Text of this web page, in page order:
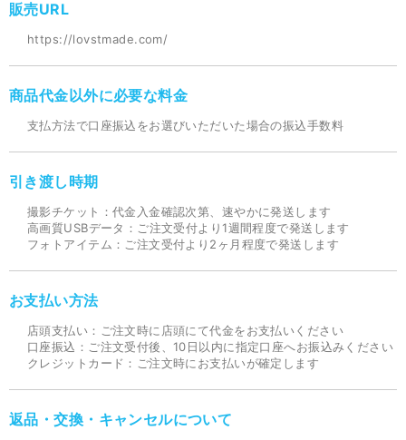
販売URL
https://lovstmade.com/
商品代金以外に必要な料金
支払方法で口座振込をお選びいただいた場合の振込手数料
引き渡し時期
撮影チケット：代金入金確認次第、速やかに発送します
高画質USBデータ：ご注文受付より1週間程度で発送します
フォトアイテム：ご注文受付より2ヶ月程度で発送します
お支払い方法
店頭支払い：ご注文時に店頭にて代金をお支払いください
口座振込：ご注文受付後、10日以内に指定口座へお振込みください
クレジットカード：ご注文時にお支払いが確定します
返品・交換・キャンセルについて